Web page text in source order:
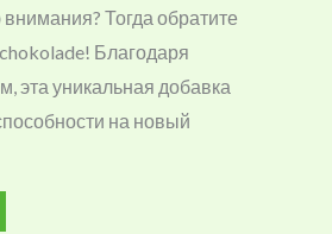
Тогда обратите
Благодаря
эта уникальная добавка
на новый